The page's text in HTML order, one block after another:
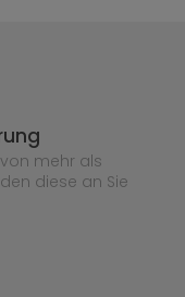
mehr als
diese an Sie